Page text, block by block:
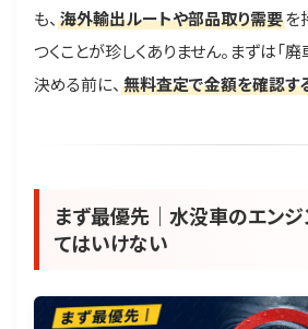
も、 海外輸出ルートや部品取り需要を
つくことが珍しくありません。まずは「廃
決める前に、 無料査定で金額を確認す
まず最優先｜水没車のエン
てはいけない